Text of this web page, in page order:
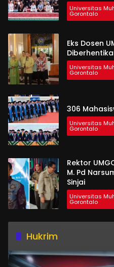
Universitas
Gorontalo
Eks Dosen
Universitas
Gorontalo
306
Universitas
Gorontalo
Rektor
M. Pd
Sinjai
Universitas
Gorontalo
Hukrim